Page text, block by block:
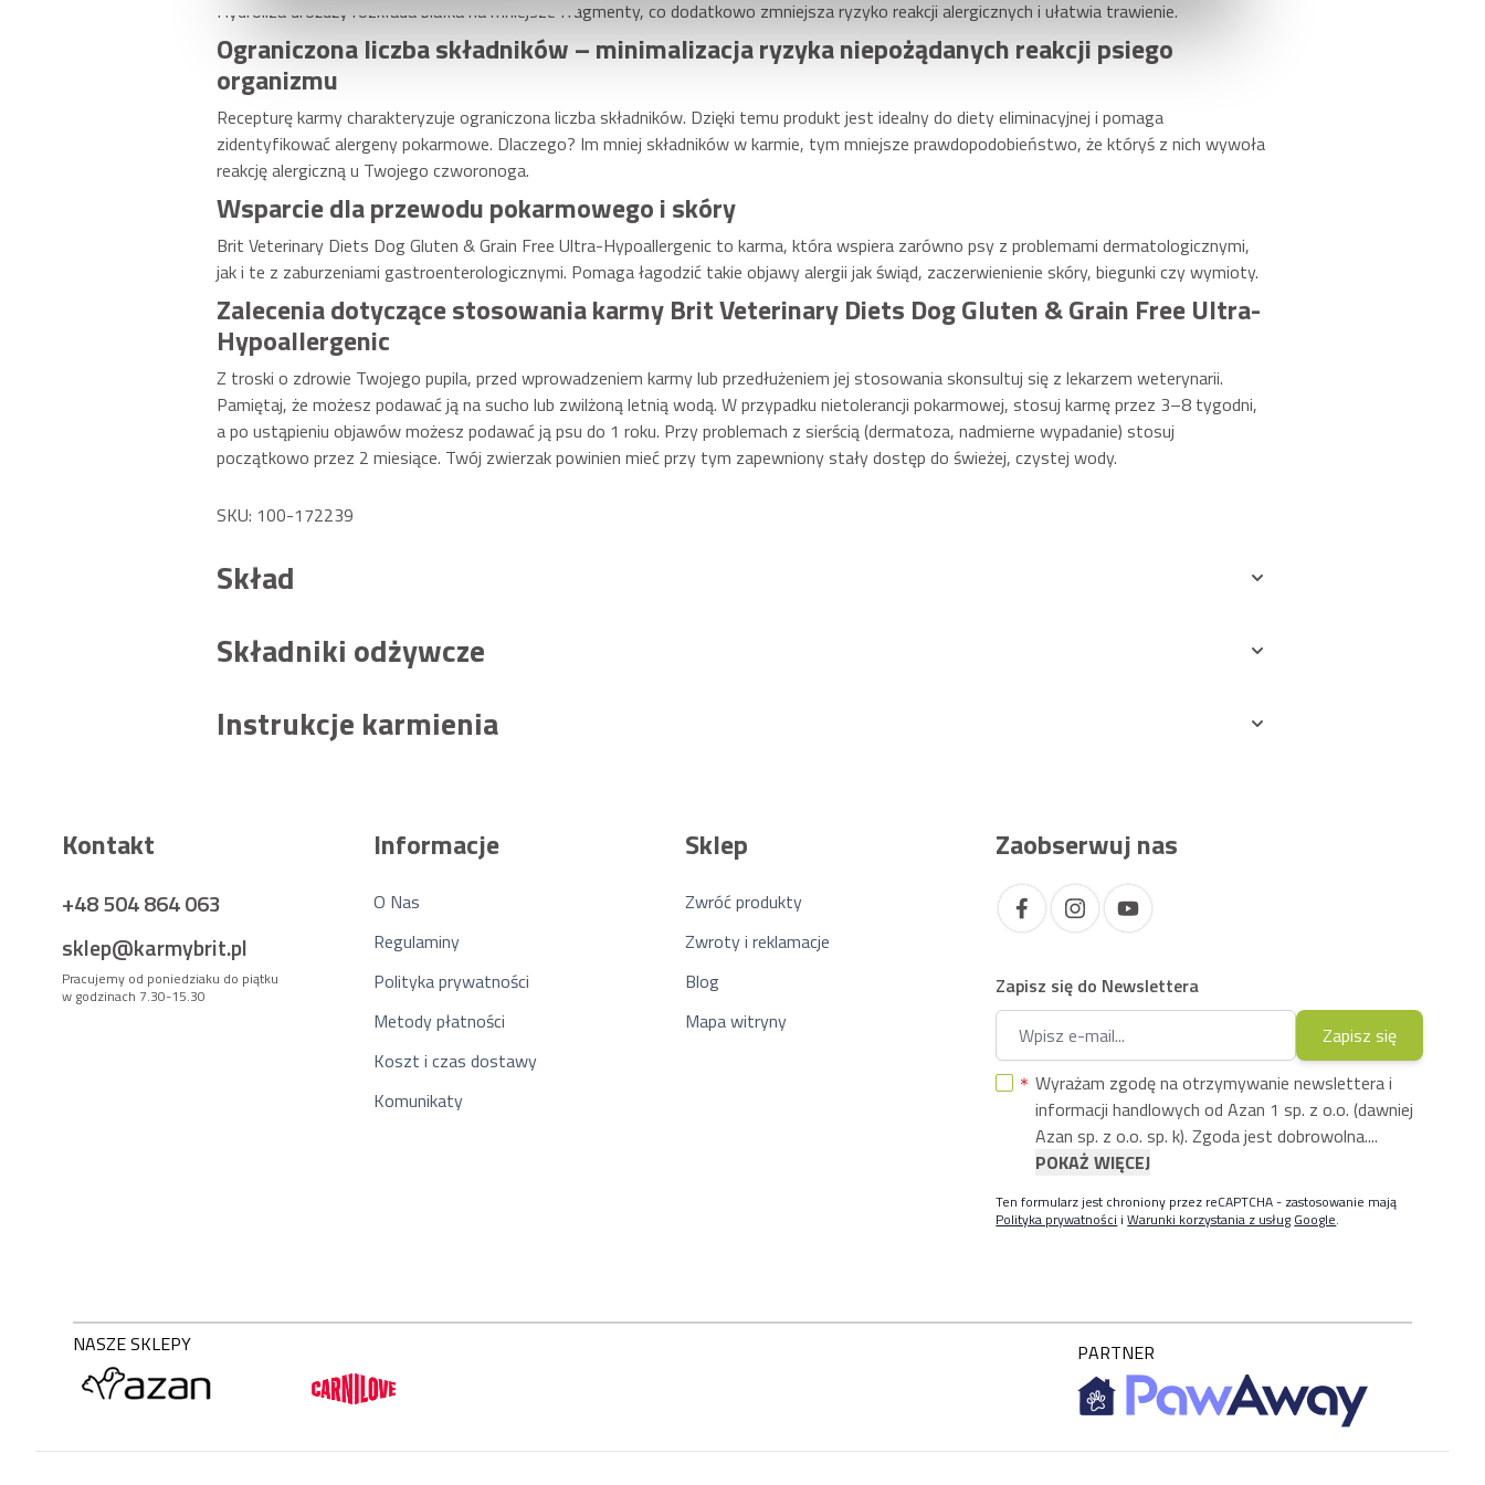
Hydroliza drożdży rozkłada białka na mniejsze fragmenty, co dodatkowo zmniejsza ryzyko reakcji alergicznych i ułatwia trawienie.
Ograniczona liczba składników – minimalizacja ryzyka niepożądanych reakcji psiego
organizmu
Recepturę karmy charakteryzuje ograniczona liczba składników. Dzięki temu produkt jest idealny do diety eliminacyjnej i pomaga
zidentyfikować alergeny pokarmowe. Dlaczego? Im mniej składników w karmie, tym mniejsze prawdopodobieństwo, że któryś z nich wywoła
reakcję alergiczną u Twojego czworonoga.
Wsparcie dla przewodu pokarmowego i skóry
Brit Veterinary Diets Dog Gluten & Grain Free Ultra-Hypoallergenic to karma, która wspiera zarówno psy z problemami dermatologicznymi,
jak i te z zaburzeniami gastroenterologicznymi. Pomaga łagodzić takie objawy alergii jak świąd, zaczerwienienie skóry, biegunki czy wymioty.
Zalecenia dotyczące stosowania karmy Brit Veterinary Diets Dog Gluten & Grain Free Ultra-
Hypoallergenic
Z troski o zdrowie Twojego pupila, przed wprowadzeniem karmy lub przedłużeniem jej stosowania skonsultuj się z lekarzem weterynarii.
Pamiętaj, że możesz podawać ją na sucho lub zwilżoną letnią wodą. W przypadku nietolerancji pokarmowej, stosuj karmę przez 3–8 tygodni,
a po ustąpieniu objawów możesz podawać ją psu do 1 roku. Przy problemach z sierścią (dermatoza, nadmierne wypadanie) stosuj
początkowo przez 2 miesiące. Twój zwierzak powinien mieć przy tym zapewniony stały dostęp do świeżej, czystej wody.
SKU: 100-172239
Skład
Składniki odżywcze
Instrukcje karmienia
Kontakt
+48 504 864 063
sklep@karmybrit.pl
Pracujemy od poniedziaku do piątku
w godzinach 7.30-15.30
Informacje
O Nas
Regulaminy
Polityka prywatności
Metody płatności
Koszt i czas dostawy
Komunikaty
Sklep
Zwróć produkty
Zwroty i reklamacje
Blog
Mapa witryny
Zaobserwuj nas
Zapisz się do Newslettera
Adres e-mail
Zapisz się
Wyrażam zgodę na otrzymywanie newslettera i
informacji handlowych od Azan 1 sp. z o.o. (dawniej
Azan sp. z o.o. sp. k). Zgoda jest dobrowolna....
POKAŻ WIĘCEJ
Ten formularz jest chroniony przez reCAPTCHA - zastosowanie mają
Polityka prywatności iWarunki korzystania z usług Google.
NASZE SKLEPY PARTNER